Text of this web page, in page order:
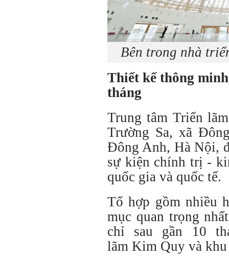
Bên trong nhà
Thiết kế thông
tháng
Trung tâm Triển
Trường Sa, xã
Đông Anh, Hà Nội,
sự kiện chính trị -
quốc gia và quốc tế.
Tổ hợp gồm nhiều
mục quan trọng
chỉ sau gần 10
lãm Kim Quy và